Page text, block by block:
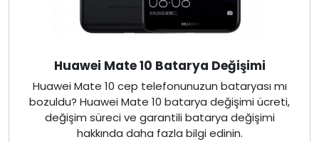
Huawei Mate 10 Batarya Değişimi
Huawei Mate 10 cep telefonunuzun bataryası mı
bozuldu? Huawei Mate 10 batarya değişimi ücreti,
değişim süreci ve garantili batarya değişimi
hakkında daha fazla bilgi edinin.